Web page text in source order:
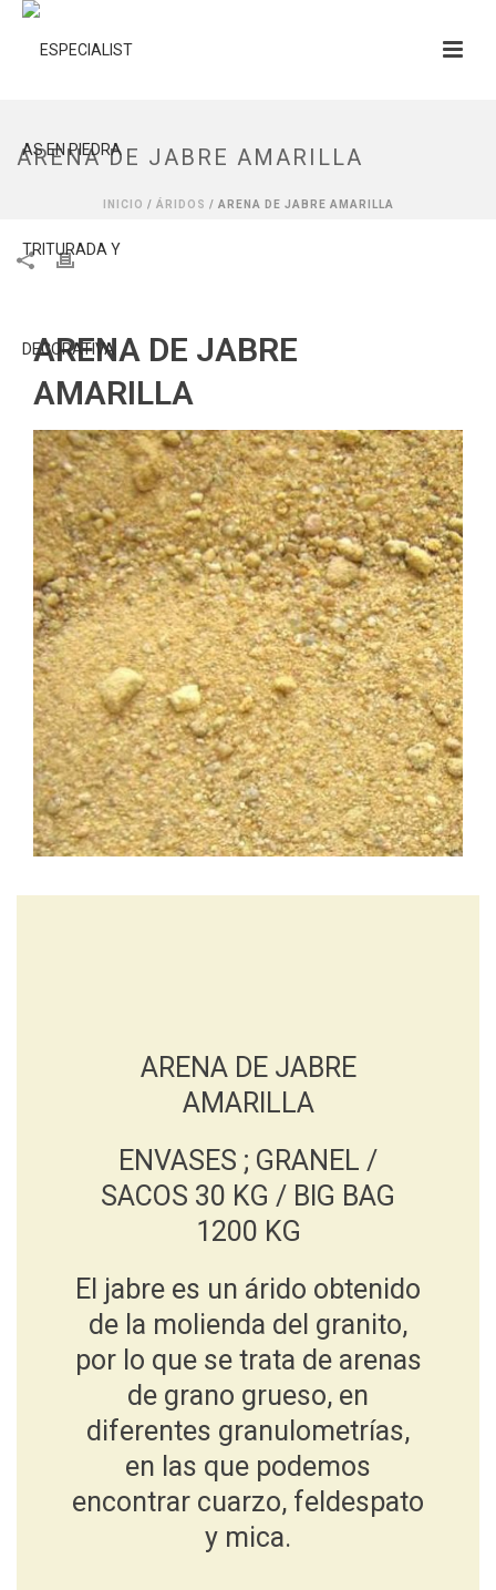
ARENA DE JABRE AMARILLA
INICIO / ÁRIDOS / ARENA DE JABRE AMARILLA
ARENA DE JABRE
AMARILLA
ARENA DE JABRE
AMARILLA
ENVASES ; GRANEL /
SACOS 30 KG / BIG BAG
1200 KG
El jabre es un árido obtenido
de la molienda del granito,
por lo que se trata de arenas
de grano grueso, en
diferentes granulometrías,
en las que podemos
encontrar cuarzo, feldespato
y mica.